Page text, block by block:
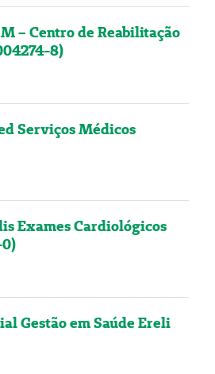
– Centro de Reabilitação
8)
Serviços Médicos
Exames Cardiológicos
Gestão em Saúde Ereli